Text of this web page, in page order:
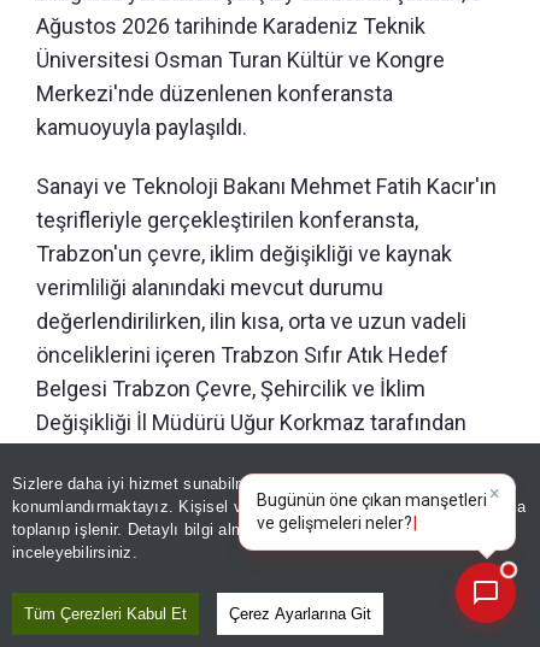
Sizlere daha iyi hizmet sunabilmek adına sitemizde
konumlandırmaktayız. Kişisel verileriniz, KVKK ve GDPR kapsamında
toplanıp işlenir. Detaylı bilgi almak içinAydınlatma Metnimizi
inceleyebilirsiniz.
Tüm Çerezleri Kabul Et Çerez Ayarlarına Git
Ağustos 2026 tarihinde Karadeniz Teknik
Üniversitesi Osman Turan Kültür ve Kongre
Merkezi'nde düzenlenen konferansta
kamuoyuyla paylaşıldı.
Sanayi ve Teknoloji Bakanı Mehmet Fatih Kacır'ın
teşrifleriyle gerçekleştirilen konferansta,
Trabzon'un çevre, iklim değişikliği ve kaynak
verimliliği alanındaki mevcut durumu
değerlendirilirken, ilin kısa, orta ve uzun vadeli
önceliklerini içeren Trabzon Sıfır Atık Hedef
Belgesi Trabzon Çevre, Şehircilik ve İklim
Değişikliği İl Müdürü Uğur Korkmaz tarafından
Konferansta Sanayi ve Teknoloji Bakanı Mehmet
Fatih Kacır, Karadeniz Teknik Üniversitesi Rektörü
Prof. Dr. Hamdullah Çuvalcı ve Sıfır Atık Vakfı
Başkanı ve COP31 Yüksek Düzeyli İklim
×
Bugünün öne çıkan manşetleri
ve gelişmeleri nele